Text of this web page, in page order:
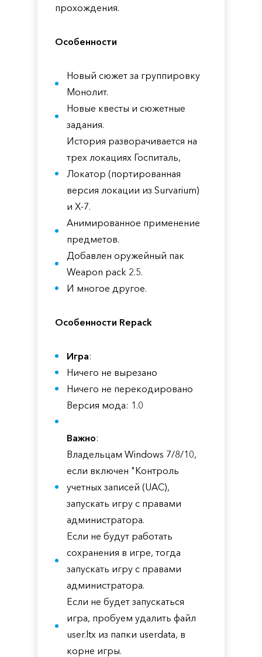
прохождения.
Особенности
Новый сюжет за группировку
Монолит.
Новые квесты и сюжетные
задания.
История разворачивается на
трех локациях Госпиталь,
Локатор (портированная
версия локации из Survarium)
и X-7.
Анимированное применение
предметов.
Добавлен оружейный пак
Weapon pack 2.5.
И многое другое.
Особенности Repack
Игра:
Ничего не вырезано
Ничего не перекодировано
Версия мода: 1.0
Важно:
Владельцам Windows 7/8/10,
если включен "Контроль
учетных записей (UAC),
запускать игру с правами
администратора.
Если не будут работать
сохранения в игре, тогда
запускать игру с правами
администратора.
Если не будет запускаться
игра, пробуем удалить файл
user.ltx из папки userdata, в
корне игры.